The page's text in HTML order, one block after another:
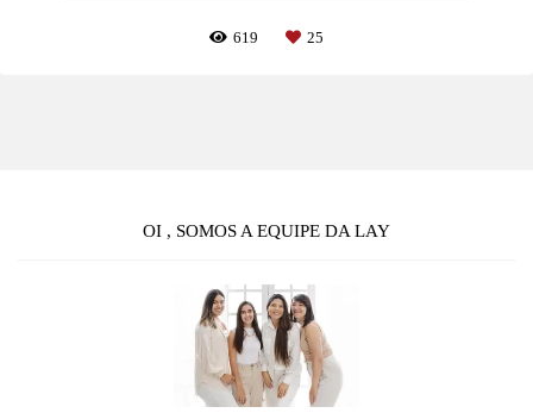
619 25
OI , SOMOS A EQUIPE DA LAY